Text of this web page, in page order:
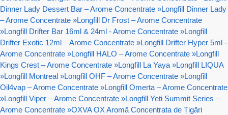
Dinner Lady Dessert Bar – Arome Concentrate »Longfill Dinner Lady
– Arome Concentrate »Longfill Dr Frost – Arome Concentrate
»Longfill Drifter Bar 16ml & 24ml - Arome Concentrate »Longfill
Drifter Exotic 12ml – Arome Concentrate »Longfill Drifter Hyper 5ml -
Arome Concentrate »Longfill HALO – Arome Concentrate »Longfill
Kings Crest – Arome Concentrate »Longfill La Yaya »Longfill LIQUA
»Longfill Montreal »Longfill OHF – Arome Concentrate »Longfill
Oil4vap – Arome Concentrate »Longfill Omerta – Arome Concentrate
»Longfill Viper – Arome Concentrate »Longfill Yeti Summit Series –
Arome Concentrate »OXVA OX Aromă Concentrata de Țigări